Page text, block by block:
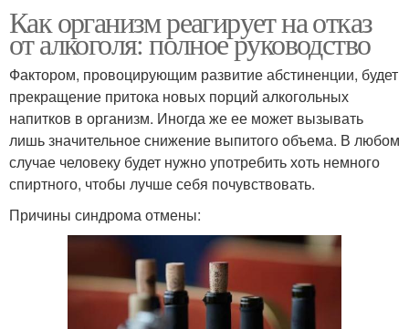
Как организм реагирует на отказ
от алкоголя: полное руководство
Фактором, провоцирующим развитие абстиненции, будет
прекращение притока новых порций алкогольных
напитков в организм. Иногда же ее может вызывать
лишь значительное снижение выпитого объема. В любом
случае человеку будет нужно употребить хоть немного
спиртного, чтобы лучше себя почувствовать.
Причины синдрома отмены: